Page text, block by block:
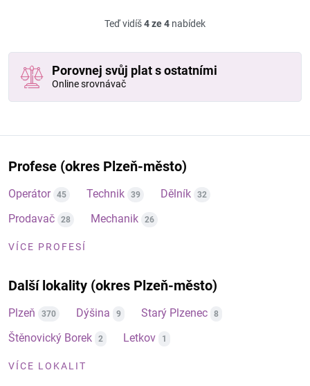
Teď vidíš4 ze 4 nabídek
Porovnej svůj plat s ostatními
Online srovnávač
Profese (okres Plzeň-město)
Operátor 45 Technik 39 Dělník 32
Prodavač 28 Mechanik 26
VÍCE PROFESÍ
Další lokality (okres Plzeň-město)
Plzeň 370 Dýšina 9 Starý Plzenec 8
Štěnovický Borek 2 Letkov 1
VÍCE LOKALIT